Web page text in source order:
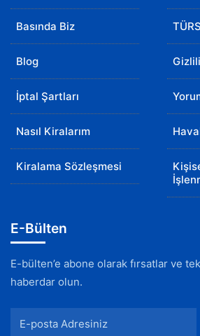
Basında Biz
Blog
İptal Şartları
Nasıl Kiralarım
Kiralama Sözleşmesi
E-Bülten
E-bülten’e abone olarak fırsatlar ve
haberdar olun.